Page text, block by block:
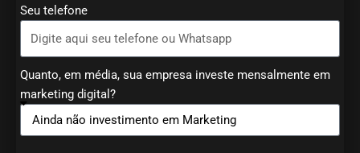
Seu telefone
Quanto, em média, sua empresa investe mensalmente em
marketing digital?